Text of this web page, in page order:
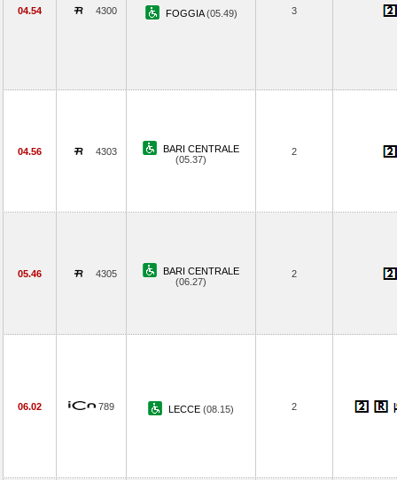
04.54 4300 FOGGIA(05.49) 3
04.56 4303
BARI CENTRALE
(05.37)
2
05.46 4305
BARI CENTRALE
(06.27)
2
06.02 789 LECCE (08.15) 2